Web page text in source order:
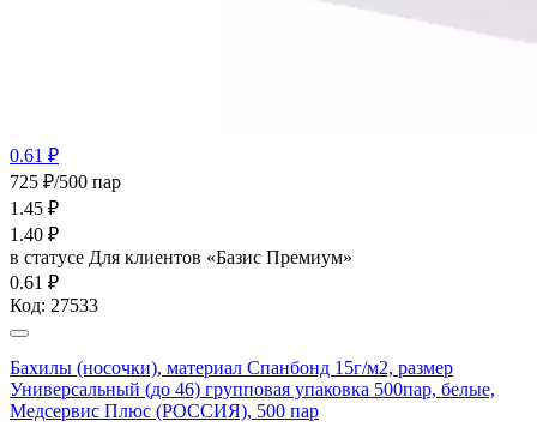
0.61 ₽
725 ₽/500 пар
1.45 ₽
1.40 ₽
в статусе Для клиентов «Базис Премиум»
0.61 ₽
Код: 27533
Бахилы (носочки), материал Спанбонд 15г/м2, размер
Универсальный (до 46) групповая упаковка 500пар, белые,
Медсервис Плюс (РОССИЯ), 500 пар